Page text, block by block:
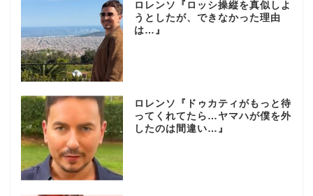
ロレンソ『ロッシ操縦を真似しよ
うとしたが、できなかった理由
は…』
ロレンソ『ドゥカティがもっと待
ってくれてたら…ヤマハが僕を外
したのは間違い…』